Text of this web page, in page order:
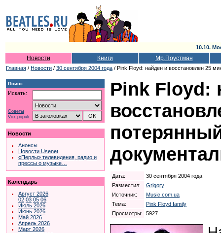
10.10.
Новости Книги Мр.Поустман
Главная / Новости / 30 сентября 2004 года / Pink Floyd: найден и восстановлен 25
Поиск
Искать:
Советы
Vox populi
Новости
Анонсы
Новости Usenet
«Перлы» телевидения, радио и
прессы о музыке…
Календарь
Август 2026
02 03 05 06
Июль 2026
Июнь 2026
Май 2026
Апрель 2026
Март 2026
Pink Floyd:
Дата:
30 сентября 2004 года
Разместил:
Grigory
Источник:
Music.com.ua
Тема:
Pink Floyd family
Просмотры:
5927